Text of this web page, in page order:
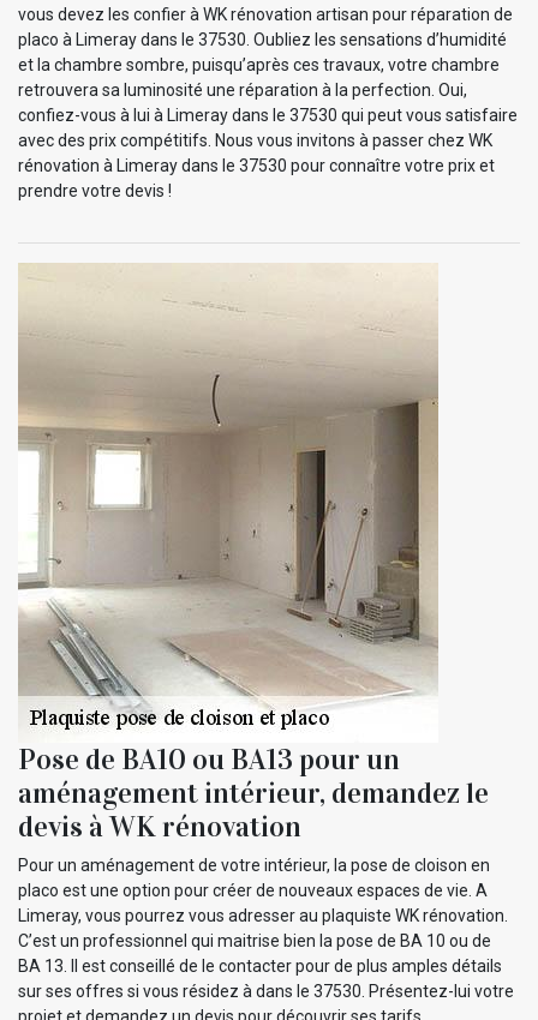
vous devez les confier à WK rénovation artisan pour réparation de
placo à Limeray dans le 37530. Oubliez les sensations d’humidité
et la chambre sombre, puisqu’après ces travaux, votre chambre
retrouvera sa luminosité une réparation à la perfection. Oui,
confiez-vous à lui à Limeray dans le 37530 qui peut vous satisfaire
avec des prix compétitifs. Nous vous invitons à passer chez WK
rénovation à Limeray dans le 37530 pour connaître votre prix et
prendre votre devis !
Pose de BA10 ou BA13 pour un
aménagement intérieur, demandez le
devis à WK rénovation
Pour un aménagement de votre intérieur, la pose de cloison en
placo est une option pour créer de nouveaux espaces de vie. A
Limeray, vous pourrez vous adresser au plaquiste WK rénovation.
C’est un professionnel qui maitrise bien la pose de BA 10 ou de
BA 13. Il est conseillé de le contacter pour de plus amples détails
sur ses offres si vous résidez à dans le 37530. Présentez-lui votre
projet et demandez un devis pour découvrir ses tarifs.